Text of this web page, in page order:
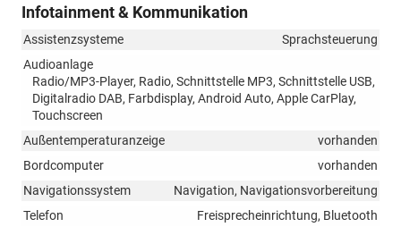
Infotainment & Kommunikation
Assistenzsysteme
Sprachsteuerung
Audioanlage
Radio/MP3-Player, Radio, Schnittstelle MP3, Schnittstelle USB,
Digitalradio DAB, Farbdisplay, Android Auto, Apple CarPlay,
Touchscreen
Außentemperaturanzeige
vorhanden
Bordcomputer
vorhanden
Navigationssystem
Navigation, Navigationsvorbereitung
Telefon
Freisprecheinrichtung, Bluetooth